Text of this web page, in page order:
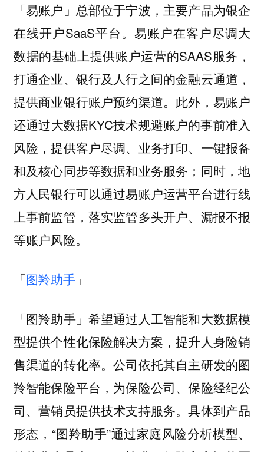
「易账户」总部位于宁波，主要产品为银企
在线开户SaaS平台。易账户在客户尽调大
数据的基础上提供账户运营的SAAS服务，
打通企业、银行及人行之间的金融云通道，
提供商业银行账户预约渠道。此外，易账户
还通过大数据KYC技术规避账户的事前准入
风险，提供客户尽调、业务打印、一键报备
和及核心同步等数据和业务服务；同时，地
方人民银行可以通过易账户运营平台进行线
上事前监管，落实监管多头开户、漏报不报
等账户风险。
「图羚助手」
「图羚助手」希望通过人工智能和大数据模
型提供个性化保险解决方案，提升人身险销
售渠道的转化率。公司依托其自主研发的图
羚智能保险平台，为保险公司、保险经纪公
司、营销员提供技术支持服务。具体到产品
形态，“图羚助手”通过家庭风险分析模型、